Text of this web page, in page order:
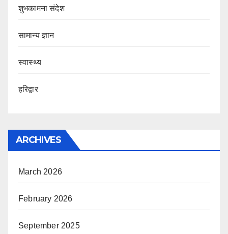
शुभकामना संदेश
सामान्य ज्ञान
स्वास्थ्य
हरिद्वार
ARCHIVES
March 2026
February 2026
September 2025